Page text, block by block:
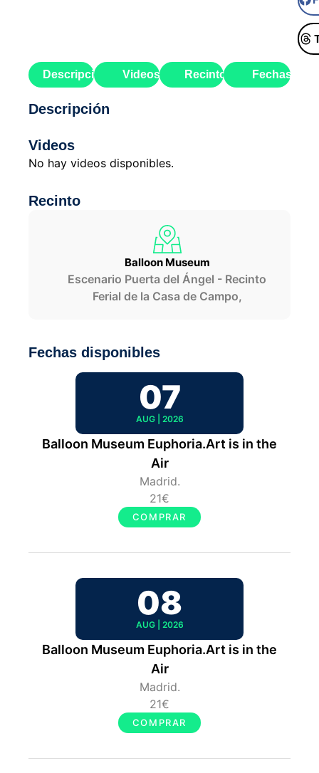
Descripción Videos Recinto Fechas
Descripción
Videos
No hay videos disponibles.
Recinto
Balloon Museum
Escenario Puerta del Ángel - Recinto
Ferial de la Casa de Campo,
Fechas disponibles
07
AUG | 2026
Balloon Museum Euphoria.Art is in the
Air
Madrid.
21€
COMPRAR
08
AUG | 2026
Balloon Museum Euphoria.Art is in the
Air
Madrid.
21€
COMPRAR